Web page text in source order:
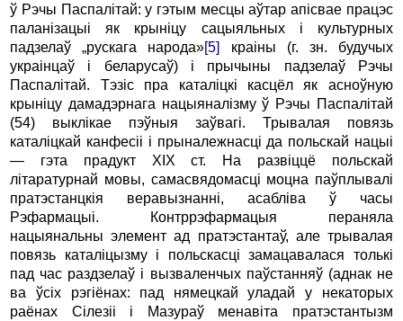
ў Рэчы Паспалітай: у гэтым месцы аўтар апісвае працэс
паланізацыі як крыніцу сацыяльных i культурных
падзелаў „рускага народа»[5]
краіны (г. зн. будучых
украінцаў i беларусаў) i прычыны падзелаў Рэчы
Паспалітай. Тэзіс пра каталіцкі касцёл як асноўную
крыніцу дамадэрнага нацыяналізму ў Рэчы Паспалітай
(54) выклікае пэўныя заўвагі. Трывалая повязь
каталіцкай канфесіі i прыналежнасці да польскай нацыі
— гэта прадукт XIX ст. На развіццё польскай
літаратурнай мовы, самасвядомасці моцна паўплывалі
пратэстанцкія веравызнанні, асабліва ў часы
Рэфармацыі. Контррэфармацыя пераняла
нацыянальны элемент ад пратэстантаў, але трывалая
повязь каталіцызму i польскасці замацавалася толькі
пад час раздзелаў i вызваленчых паўстанняў (аднак не
ва ўсіх рэгіёнах: пад нямецкай уладай у некаторых
раёнах Сілезіі i Мазураў менавіта пратэстантызм